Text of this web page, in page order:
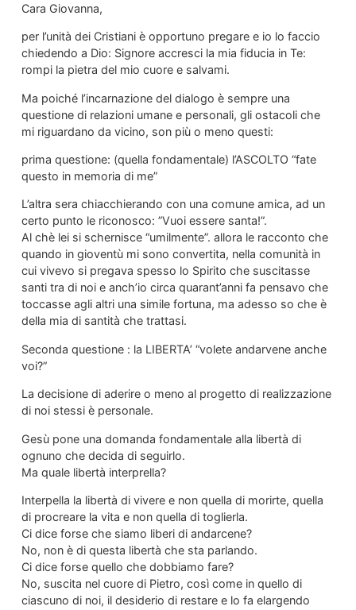
Cara Giovanna,
per l’unità dei Cristiani è opportuno pregare e io lo faccio
chiedendo a Dio: Signore accresci la mia fiducia in Te:
rompi la pietra del mio cuore e salvami.
Ma poiché l’incarnazione del dialogo è sempre una
questione di relazioni umane e personali, gli ostacoli che
mi riguardano da vicino, son più o meno questi:
prima questione: (quella fondamentale) l’ASCOLTO “fate
questo in memoria di me”
L’altra sera chiacchierando con una comune amica, ad un
certo punto le riconosco: ”Vuoi essere santa!”.
Al chè lei si schernisce “umilmente”. allora le racconto che
quando in gioventù mi sono convertita, nella comunità in
cui vivevo si pregava spesso lo Spirito che suscitasse
santi tra di noi e anch’io circa quarant’anni fa pensavo che
toccasse agli altri una simile fortuna, ma adesso so che è
della mia di santità che trattasi.
Seconda questione : la LIBERTA’ “volete andarvene anche
voi?”
La decisione di aderire o meno al progetto di realizzazione
di noi stessi è personale.
Gesù pone una domanda fondamentale alla libertà di
ognuno che decida di seguirlo.
Ma quale libertà interprella?
Interpella la libertà di vivere e non quella di morirte, quella
di procreare la vita e non quella di toglierla.
Ci dice forse che siamo liberi di andarcene?
No, non è di questa libertà che sta parlando.
Ci dice forse quello che dobbiamo fare?
No, suscita nel cuore di Pietro, così come in quello di
ciascuno di noi, il desiderio di restare e lo fa elargendo